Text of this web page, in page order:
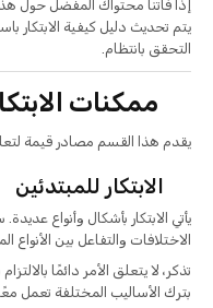
إذا فاتنا محتواك المفضل حول
يتم تحديث دليل كيفية الابتكار
التحقق بانتظام.
ممكنات
يقدم هذا القسم مصادر قيمة لتعلم
الابتكار للمبتدئين
يأتي الابتكار بأشكال وأنواع
الاختلافات والتفاعل بين الأنواع
تذكر، لا يتعلق الأمر دائمًا
بترك الأساليب المختلفة تعمل